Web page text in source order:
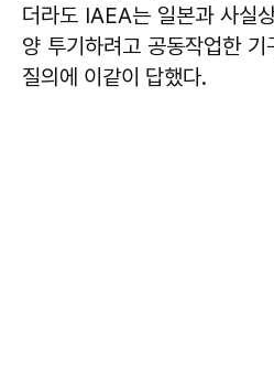
더라도 IAEA는 일본과 사실
양 투기하려고 공동작업한
질의에 이같이 답했다.